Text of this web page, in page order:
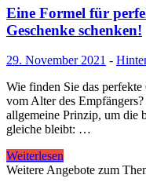
Eine Formel für
Geschenke schenken!
29. November 2021 -
Wie finden Sie das
vom Alter des
allgemeine Prinzip, um die
gleiche bleibt: …
Weiterlesen
Weitere Angebote zum